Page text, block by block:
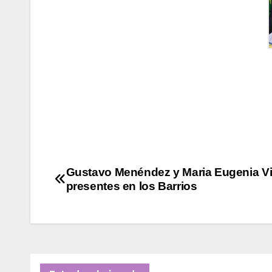
Navegación
entradas
Gustavo Menéndez y Maria Eugenia
presentes en los Barrios